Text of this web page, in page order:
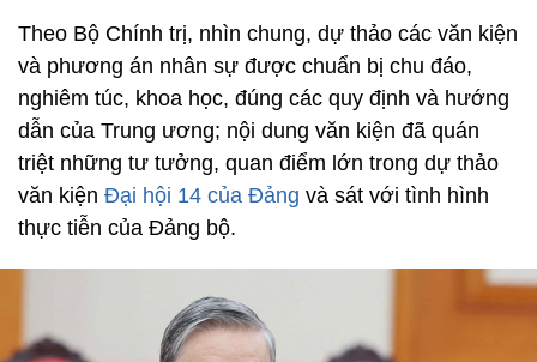
Theo Bộ Chính trị, nhìn chung, dự thảo các văn kiện
và phương án nhân sự được chuẩn bị chu đáo,
nghiêm túc, khoa học, đúng các quy định và hướng
dẫn của Trung ương; nội dung văn kiện đã quán
triệt những tư tưởng, quan điểm lớn trong dự thảo
văn kiện Đại hội 14 của Đảng và sát với tình hình
thực tiễn của Đảng bộ.